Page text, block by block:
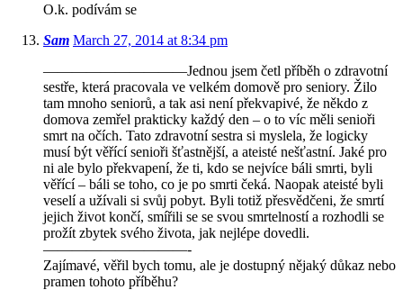
O.k. podívám se
Sam March 27, 2014 at 8:34 pm
——————————Jednou jsem četl příběh o zdravotní
sestře, která pracovala ve velkém domově pro seniory. Žilo
tam mnoho seniorů, a tak asi není překvapivé, že někdo z
domova zemřel prakticky každý den – o to víc měli senioři
smrt na očích. Tato zdravotní sestra si myslela, že logicky
musí být věřící senioři šťastnější, a ateisté nešťastní. Jaké pro
ni ale bylo překvapení, že ti, kdo se nejvíce báli smrti, byli
věřící – báli se toho, co je po smrti čeká. Naopak ateisté byli
veselí a užívali si svůj pobyt. Byli totiž přesvědčeni, že smrtí
jejich život končí, smířili se se svou smrtelností a rozhodli se
prožít zbytek svého života, jak nejlépe dovedli.
——————————-
Zajímavé, věřil bych tomu, ale je dostupný nějaký důkaz nebo
pramen tohoto příběhu?